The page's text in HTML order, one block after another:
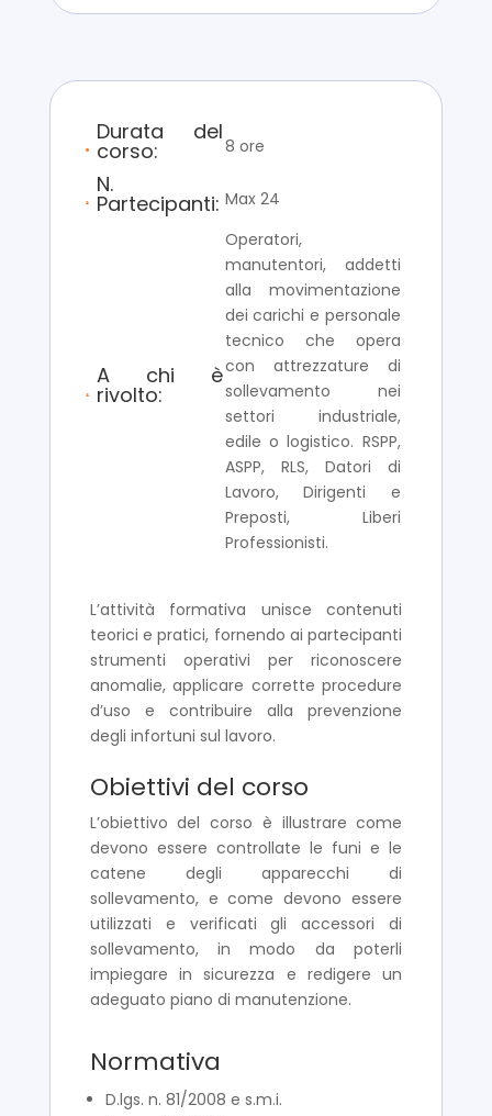
Durata del
corso: 8 ore
N.
Partecipanti: Max 24
A chi è
rivolto:
Operatori,
manutentori, addetti
alla movimentazione
dei carichi e personale
tecnico che opera
con attrezzature di
sollevamento nei
settori industriale,
edile o logistico. RSPP,
ASPP, RLS, Datori di
Lavoro, Dirigenti e
Preposti, Liberi
Professionisti.
L’attività formativa unisce contenuti
teorici e pratici, fornendo ai partecipanti
strumenti operativi per riconoscere
anomalie, applicare corrette procedure
d’uso e contribuire alla prevenzione
degli infortuni sul lavoro.
Obiettivi del corso
L’obiettivo del corso è illustrare come
devono essere controllate le funi e le
catene degli apparecchi di
sollevamento, e come devono essere
utilizzati e verificati gli accessori di
sollevamento, in modo da poterli
impiegare in sicurezza e redigere un
adeguato piano di manutenzione.
Normativa
D.lgs. n. 81/2008 e s.m.i.